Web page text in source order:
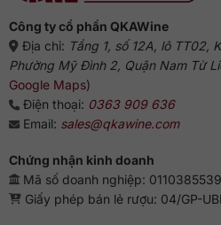
Công ty cổ phần QKAWine
Địa chỉ: Tầng 1, số 12A, lô TT02,
Phường Mỹ Đình 2, Quận Nam Từ
Google Maps)
Điện thoại: 0363 909 636
Email: sales@qkawine.com
Chứng nhận kinh doanh
Mã số doanh nghiệp:
Giấy phép bán lẻ rượu: 04/GP-